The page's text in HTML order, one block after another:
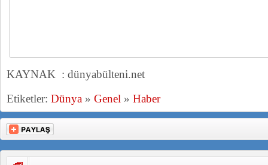
KAYNAK : dünyabülteni.net
Etiketler: Dünya » Genel » Haber